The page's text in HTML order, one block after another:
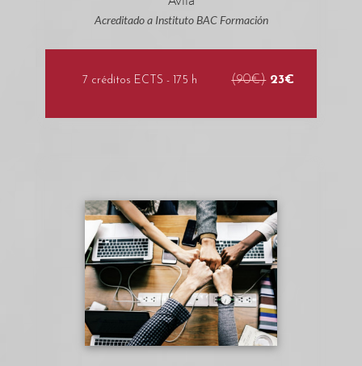
Acreditado a Instituto BAC Formación
7 créditos ECTS - 175 h (90€) 23€